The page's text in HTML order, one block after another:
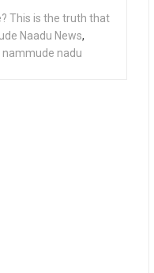
This is the truth that
Naadu News,
nammude nadu